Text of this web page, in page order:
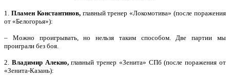
1. Пламен Константинов,главный тренер «Локомотива» (после поражения
от «Белогорья»):
– Можно проигрывать, но нельзя таким способом. Две партии мы
проиграли без боя.
2. Владимир Алекно,главный тренер «Зенита» СПб (после поражения от
«Зенита-Казань):